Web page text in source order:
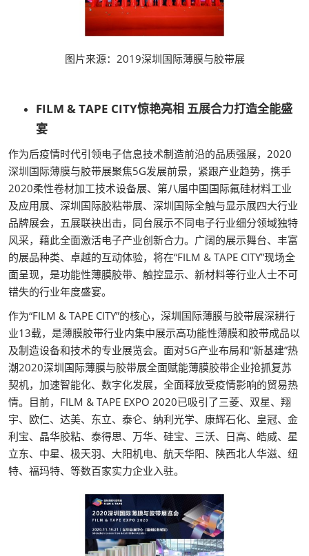
图片来源：2019深圳国际薄膜与胶带展
FILM & TAPE CITY惊艳亮相 五展合力打造全能盛
宴
作为后疫情时代引领电子信息技术制造前沿的品质强展，2020
深圳国际薄膜与胶带展聚焦5G发展前景，紧跟产业趋势，携手
2020柔性卷材加工技术设备展、第八届中国国际氟硅材料工业
及应用展、深圳国际胶粘带展、深圳国际全触与显示展四大行业
品牌展会，五展联袂出击，同台展示不同电子行业细分领域独特
风采，藉此全面激活电子产业创新合力。广阔的展示舞台、丰富
的展品种类、卓越的互动体验，将在“FILM & TAPE CITY”现场全
面呈现，是功能性薄膜胶带、触控显示、新材料等行业人士不可
错失的行业年度盛宴。
作为“FILM & TAPE CITY”的核心，深圳国际薄膜与胶带展深耕行
业13载，是薄膜胶带行业内集中展示高功能性薄膜和胶带成品以
及制造设备和技术的专业展览会。面对5G产业布局和“新基建”热
潮2020深圳国际薄膜与胶带展全面赋能薄膜胶带企业抢抓复苏
契机，加速智能化、数字化发展，全面释放受疫情影响的贸易热
情。目前，FILM & TAPE EXPO 2020已吸引了三菱、双星、翔
宇、欧仁、达美、东立、泰仑、纳利光学、康辉石化、皇冠、金
利宝、晶华胶粘、泰得思、万华、硅宝、三沃、日高、皓威、星
立东、中星、极天羽、大阳机电、航天华阳、陕西北人华滋、纽
特、福玛特、等数百家实力企业入驻。